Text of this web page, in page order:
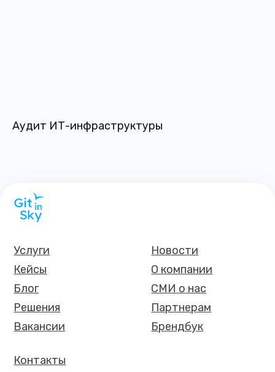
Аудит ИТ-инфраструктуры
Брендбук
Партнерам
СМИ о нас
О компании
Новости
Вакансии
Решения
Блог
Кейсы
Услуги
Контакты